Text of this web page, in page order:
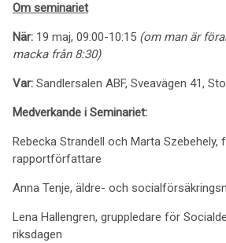
Om seminariet
När: 19 maj, 09:00-10:15 (om man är
macka från 8:30)
Var: Sandlersalen ABF, Sveavägen 41,
Medverkande i Seminariet:
Rebecka Strandell och Marta Szebehely,
rapportförfattare
Anna Tenje, äldre- och
Lena Hallengren, gruppledare för
riksdagen